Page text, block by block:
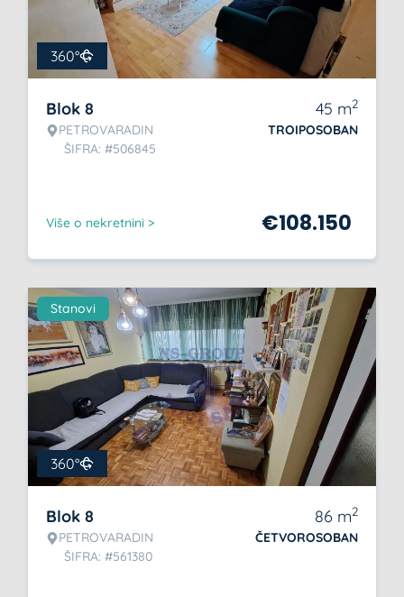
360°
Blok 8
PETROVARADIN
ŠIFRA: #506845
45 m2
TROIPOSOBAN
Više o nekretnini > €108.150
Stanovi
360°
Blok 8
PETROVARADIN
ŠIFRA: #561380
86 m2
ČETVOROSOBAN